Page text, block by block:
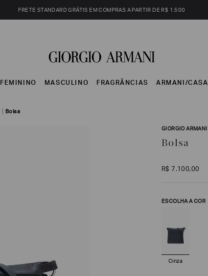
FRETE STANDARD GRÁTIS EM COMPRAS A PARTIR DE R$ 1.500
FEMININO MASCULINO FRAGRÂNCIAS ARMANI/CASA
Bolsa
GIORGIO ARMANI
Bolsa
R$ 7 .100,00
ESCOLHA A COR
Cinza